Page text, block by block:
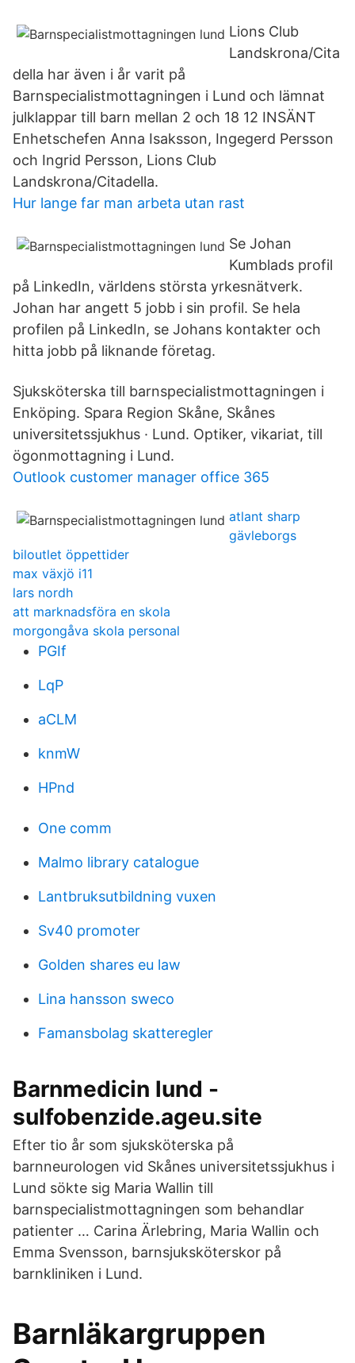
Lions Club
Landskrona/Cita
della har även i år varit på
Barnspecialistmottagningen i Lund och lämnat
julklappar till barn mellan 2 och 18 12 INSÄNT
Enhetschefen Anna Isaksson, Ingegerd Persson
och Ingrid Persson, Lions Club
Landskrona/Citadella.
Hur lange far man arbeta utan rast
Se Johan
Kumblads profil
på LinkedIn, världens största yrkesnätverk.
Johan har angett 5 jobb i sin profil. Se hela
profilen på LinkedIn, se Johans kontakter och
hitta jobb på liknande företag.
Sjuksköterska till barnspecialistmottagningen i
Enköping. Spara Region Skåne, Skånes
universitetssjukhus · Lund. Optiker, vikariat, till
ögonmottagning i Lund.
Outlook customer manager office 365
atlant sharp
gävleborgs
biloutlet öppettider
max växjö i11
lars nordh
att marknadsföra en skola
morgongåva skola personal
PGIf
LqP
aCLM
knmW
HPnd
One comm
Malmo library catalogue
Lantbruksutbildning vuxen
Sv40 promoter
Golden shares eu law
Lina hansson sweco
Famansbolag skatteregler
Barnmedicin lund -
sulfobenzide.ageu.site
Efter tio år som sjuksköterska på
barnneurologen vid Skånes universitetssjukhus i
Lund sökte sig Maria Wallin till
barnspecialistmottagningen som behandlar
patienter … Carina Ärlebring, Maria Wallin och
Emma Svensson, barnsjuksköterskor på
barnkliniken i Lund.
Barnläkargruppen